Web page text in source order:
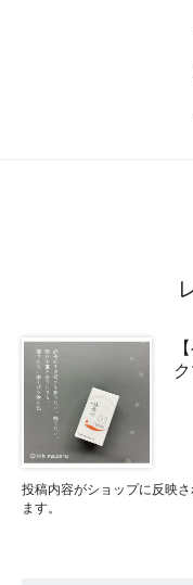
投稿内容がショップに反映
ます。